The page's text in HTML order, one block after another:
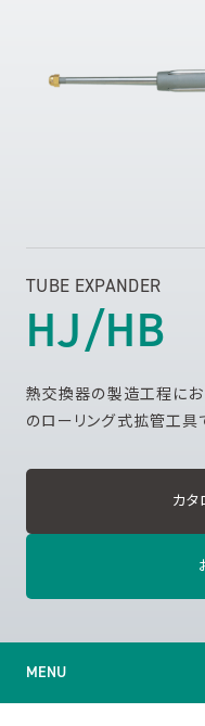
TUBE EXPANDER
HJ/HB
熱交換器の製造工程にお
のローリング式拡管工具
カタ
MENU